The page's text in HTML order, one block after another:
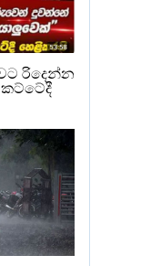
රිදෙන්න